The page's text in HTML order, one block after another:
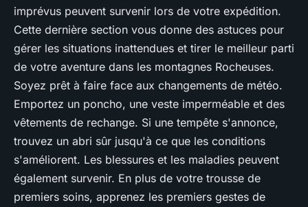
imprévus peuvent survenir lors de votre expédition.
Cette dernière section vous donne des astuces pour
gérer les situations inattendues et tirer le meilleur parti
de votre aventure dans les montagnes Rocheuses.
Soyez prêt à faire face aux changements de météo.
Emportez un poncho, une veste imperméable et des
vêtements de rechange. Si une tempête s'annonce,
trouvez un abri sûr jusqu'à ce que les conditions
s'améliorent. Les blessures et les maladies peuvent
également survenir. En plus de votre trousse de
premiers soins, apprenez les premiers gestes de